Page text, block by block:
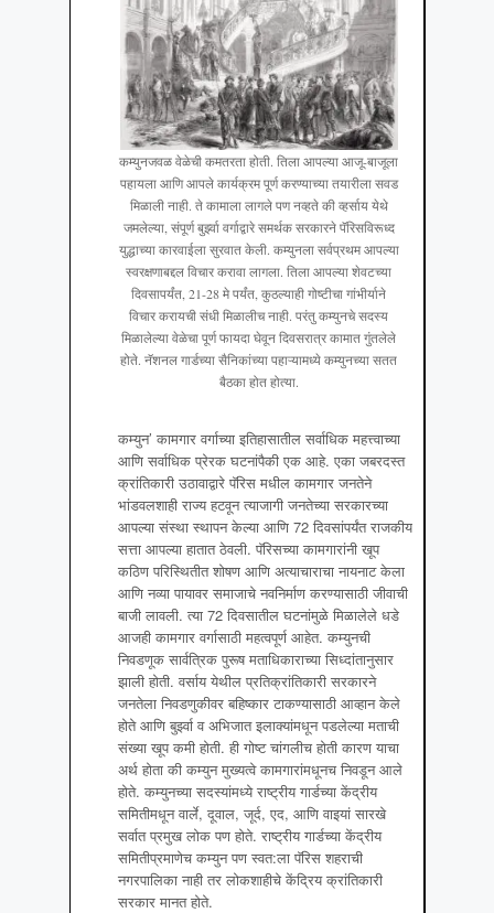
कम्युनजवळ वेळेची कमतरता होती. तिला आपल्या आजू-बाजूला
पहायला आणि आपले कार्यक्रम पूर्ण करण्याच्या तयारीला सवड
मिळाली नाही. ते कामाला लागले पण नव्हते की व्हर्साय येथे
जमलेल्या, संपूर्ण बुर्झ्वा वर्गाद्वारे समर्थक सरकारने पॅरिसविरूध्द
युद्धाच्या कारवाईला सुरवात केली. कम्युनला सर्वप्रथम आपल्या
स्वरक्षणाबद्दल विचार करावा लागला. तिला आपल्या शेवटच्या
दिवसापर्यंत, 21-28 मे पर्यंत, कुठल्याही गोष्टीचा गांभीर्याने
विचार करायची संधी मिळालीच नाही. परंतु कम्युनचे सदस्य
मिळालेल्या वेळेचा पूर्ण फायदा घेवून दिवसरात्र कामात गुंतलेले
होते. नॅशनल गार्डच्या सैनिकांच्या पहाऱ्यामध्ये कम्युनच्या सतत
बैठका होत होत्या.
कम्युन’ कामगार वर्गाच्या इतिहासातील सर्वाधिक महत्त्वाच्या
आणि सर्वाधिक प्रेरक घटनांपैकी एक आहे. एका जबरदस्त
क्रांतिकारी उठावाद्वारे पॅरिस मधील कामगार जनतेने
भांडवलशाही राज्य हटवून त्याजागी जनतेच्या सरकारच्या
आपल्या संस्था स्थापन केल्या आणि 72 दिवसांपर्यंत राजकीय
सत्ता आपल्या हातात ठेवली. पॅरिसच्या कामगारांनी खूप
कठिण परिस्थितीत शोषण आणि अत्याचाराचा नायनाट केला
आणि नव्या पायावर समाजाचे नवनिर्माण करण्यासाठी जीवाची
बाजी लावली. त्या 72 दिवसातील घटनांमुळे मिळालेले धडे
आजही कामगार वर्गासाठी महत्वपूर्ण आहेत. कम्युनची
निवडणूक सार्वत्रिक पुरूष मताधिकाराच्या सिध्दांतानुसार
झाली होती. वर्साय येथील प्रतिक्रांतिकारी सरकारने
जनतेला निवडणुकीवर बहिष्कार टाकण्यासाठी आव्हान केले
होते आणि बुर्झ्वा व अभिजात इलाक्यांमधून पडलेल्या मताची
संख्या खूप कमी होती. ही गोष्ट चांगलीच होती कारण याचा
अर्थ होता की कम्युन मुख्यत्वे कामगारांमधूनच निवडून आले
होते. कम्युनच्या सदस्यांमध्ये राष्ट्रीय गार्डच्या केंद्रीय
समितीमधून वार्ले, दूवाल, जूर्द, एद, आणि वाइयां सारखे
सर्वात प्रमुख लोक पण होते. राष्ट्रीय गार्डच्या केंद्रीय
समितीप्रमाणेच कम्युन पण स्वत:ला पॅरिस शहराची
नगरपालिका नाही तर लोकशाहीचे केंद्रिय क्रांतिकारी
सरकार मानत होते.